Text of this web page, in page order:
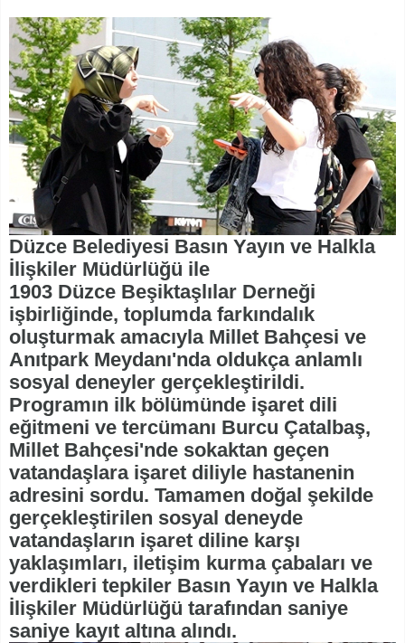
Düzce Belediyesi Basın Yayın ve Halkla
İlişkiler Müdürlüğü ile
1903 Düzce Beşiktaşlılar Derneği
işbirliğinde, toplumda farkındalık
oluşturmak amacıyla Millet Bahçesi ve
Anıtpark Meydanı'nda oldukça anlamlı
sosyal deneyler gerçekleştirildi.
Programın ilk bölümünde işaret dili
eğitmeni ve tercümanı Burcu Çatalbaş,
Millet Bahçesi'nde sokaktan geçen
vatandaşlara işaret diliyle hastanenin
adresini sordu. Tamamen doğal şekilde
gerçekleştirilen sosyal deneyde
vatandaşların işaret diline karşı
yaklaşımları, iletişim kurma çabaları ve
verdikleri tepkiler Basın Yayın ve Halkla
İlişkiler Müdürlüğü tarafından saniye
saniye kayıt altına alındı.